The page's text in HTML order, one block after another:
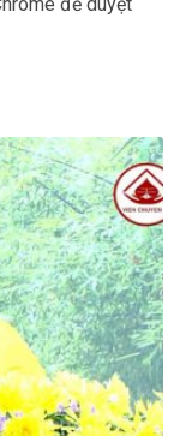
để duyệt